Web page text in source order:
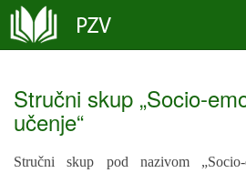
Stručni skup „Socio-
učenje“
Stručni skup pod nazivom